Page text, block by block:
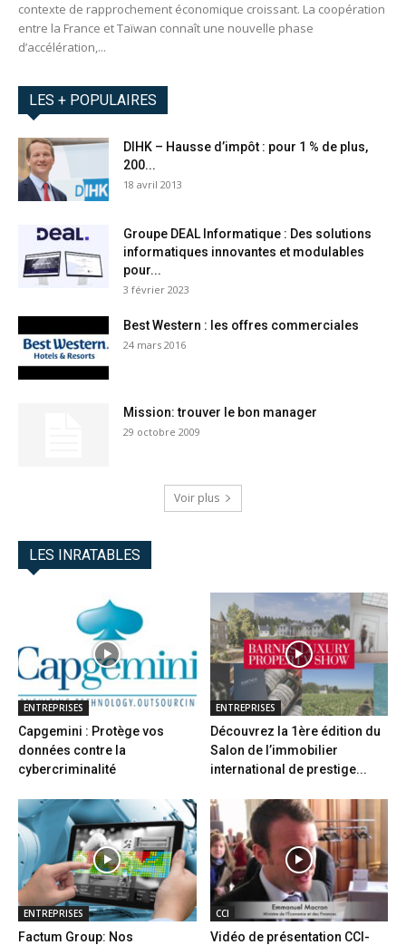
contexte de rapprochement économique croissant. La coopération
entre la France et Taïwan connaît une nouvelle phase
d’accélération,...
LES + POPULAIRES
DIHK – Hausse d’impôt : pour 1 % de plus,
200...
18 avril 2013
Groupe DEAL Informatique : Des solutions
informatiques innovantes et modulables
pour...
3 février 2023
Best Western : les offres commerciales
24 mars 2016
Mission: trouver le bon manager
29 octobre 2009
Voir plus
LES INRATABLES
ENTREPRISES
Capgemini : Protège vos
données contre la
cybercriminalité
ENTREPRISES
Découvrez la 1ère édition du
Salon de l’immobilier
international de prestige...
ENTREPRISES
Factum Group: Nos
CCI
Vidéo de présentation CCI-